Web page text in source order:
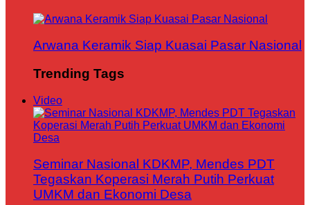
Arwana Keramik Siap Kuasai Pasar Nasional
Trending Tags
Video
Seminar Nasional KDKMP, Mendes PDT
Tegaskan Koperasi Merah Putih Perkuat
UMKM dan Ekonomi Desa